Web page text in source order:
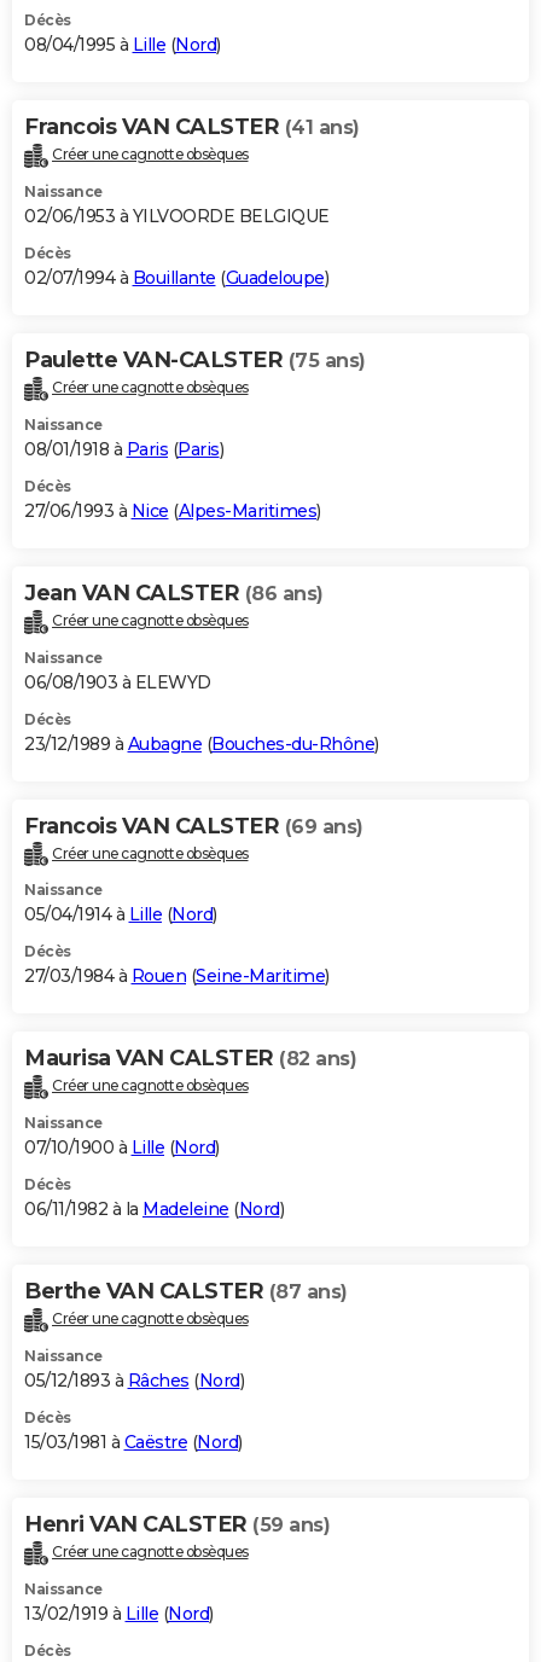
Décès
08/04/1995 à Lille (Nord)
Francois VAN CALSTER (41 ans)
Créer une cagnotte obsèques
Naissance
02/06/1953 à YILVOORDE BELGIQUE
Décès
02/07/1994 à Bouillante (Guadeloupe)
Paulette VAN-CALSTER (75 ans)
Créer une cagnotte obsèques
Naissance
08/01/1918 à Paris (Paris)
Décès
27/06/1993 à Nice (Alpes-Maritimes)
Jean VAN CALSTER (86 ans)
Créer une cagnotte obsèques
Naissance
06/08/1903 à ELEWYD
Décès
23/12/1989 à Aubagne (Bouches-du-Rhône)
Francois VAN CALSTER (69 ans)
Créer une cagnotte obsèques
Naissance
05/04/1914 à Lille (Nord)
Décès
27/03/1984 à Rouen (Seine-Maritime)
Maurisa VAN CALSTER (82 ans)
Créer une cagnotte obsèques
Naissance
07/10/1900 à Lille (Nord)
Décès
06/11/1982 à la Madeleine (Nord)
Berthe VAN CALSTER (87 ans)
Créer une cagnotte obsèques
Naissance
05/12/1893 à Râches (Nord)
Décès
15/03/1981 à Caëstre (Nord)
Henri VAN CALSTER (59 ans)
Créer une cagnotte obsèques
Naissance
13/02/1919 à Lille (Nord)
Décès